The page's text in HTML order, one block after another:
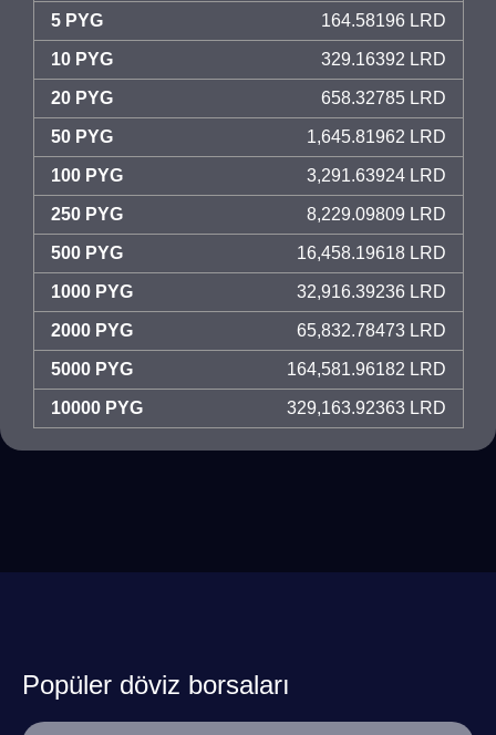
5 PYG 164.58196 LRD
10 PYG 329.16392 LRD
20 PYG 658.32785 LRD
50 PYG 1,645.81962 LRD
100 PYG 3,291.63924 LRD
250 PYG 8,229.09809 LRD
500 PYG 16,458.19618 LRD
1000 PYG 32,916.39236 LRD
2000 PYG 65,832.78473 LRD
5000 PYG 164,581.96182 LRD
10000 PYG 329,163.92363 LRD
Popüler döviz borsaları